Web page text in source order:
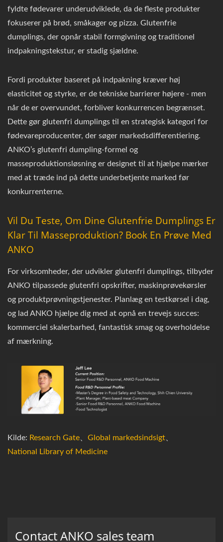
fyldte fødevarer underudviklede, da de fleste produkter
fokuserer på brød, småkager og pizza. Glutenfrie
dumplings, der opnår stabil formgivning og traditionel
indpakningstekstur, er stadig sjældne.
Fordi produkter baseret på indpakning kræver høj
elasticitet og styrke, er de tekniske barrierer højere - men
når de er overvundet, forbliver konkurrencen begrænset.
Dette gør glutenfri dumplings til en strategisk kategori for
fødevareproducenter, der søger markedsdifferentiering.
ANKO’s glutenfri dumpling-formel og
masseproduktionsløsning er designet til at hjælpe mærker
med at træde ind på dette underbetjente marked før
konkurrenterne.
Vil Du Teste, Om Dine Glutenfrie Dumplings Er
Klar Til Masseproduktion? Book En Prøve Med
ANKO
For virksomheder, der udvikler glutenfri dumplings, tilbyder
ANKO tilpassede glutenfri opskrifter, maskinprøvekørsler
og produktprøvningstjenester. Planlæg en testkørsel i dag,
og lad ANKO hjælpe dig med at opnå en trevejs succes:
kommerciel skalerbarhed, fantastisk smag og overholdelse
af mærkning.
Kilde: Research Gate、 Global markedsindsigt、
National Library of Medicine